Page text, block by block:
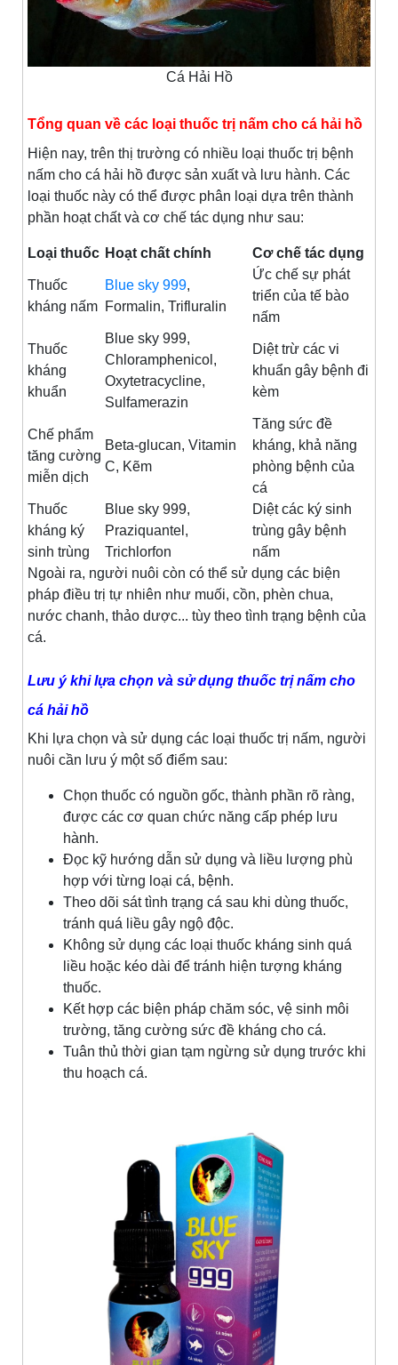
Cá Hải Hồ
Tổng quan về các loại thuốc trị nấm cho cá hải hồ
Hiện nay, trên thị trường có nhiều loại thuốc trị bệnh
nấm cho cá hải hồ được sản xuất và lưu hành. Các
loại thuốc này có thể được phân loại dựa trên thành
phần hoạt chất và cơ chế tác dụng như sau:
Loại thuốc Hoạt chất chính Cơ chế tác dụng
Thuốc
kháng nấm
Blue sky 999,
Formalin, Trifluralin
Ức chế sự phát
triển của tế bào
nấm
Thuốc
kháng
khuẩn
Blue sky 999,
Chloramphenicol,
Oxytetracycline,
Sulfamerazin
Diệt trừ các vi
khuẩn gây bệnh đi
kèm
Chế phẩm
tăng cường
miễn dịch
Beta-glucan, Vitamin
C, Kẽm
Tăng sức đề
kháng, khả năng
phòng bệnh của
cá
Thuốc
kháng ký
sinh trùng
Blue sky 999,
Praziquantel,
Trichlorfon
Diệt các ký sinh
trùng gây bệnh
nấm
Ngoài ra, người nuôi còn có thể sử dụng các biện
pháp điều trị tự nhiên như muối, cồn, phèn chua,
nước chanh, thảo dược... tùy theo tình trạng bệnh của
cá.
Lưu ý khi lựa chọn và sử dụng thuốc trị nấm cho
cá hải hồ
Khi lựa chọn và sử dụng các loại thuốc trị nấm, người
nuôi cần lưu ý một số điểm sau:
Chọn thuốc có nguồn gốc, thành phần rõ ràng,
được các cơ quan chức năng cấp phép lưu
hành.
Đọc kỹ hướng dẫn sử dụng và liều lượng phù
hợp với từng loại cá, bệnh.
Theo dõi sát tình trạng cá sau khi dùng thuốc,
tránh quá liều gây ngộ độc.
Không sử dụng các loại thuốc kháng sinh quá
liều hoặc kéo dài để tránh hiện tượng kháng
thuốc.
Kết hợp các biện pháp chăm sóc, vệ sinh môi
trường, tăng cường sức đề kháng cho cá.
Tuân thủ thời gian tạm ngừng sử dụng trước khi
thu hoạch cá.